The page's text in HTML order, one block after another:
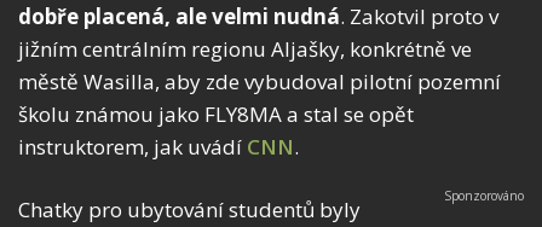
dobře placená, ale velmi nudná. Zakotvil proto v
jižním centrálním regionu Aljašky, konkrétně ve
městě Wasilla, aby zde vybudoval pilotní pozemní
školu známou jako FLY8MA a stal se opět
instruktorem, jak uvádí CNN.
Chatky pro ubytování studentů byly